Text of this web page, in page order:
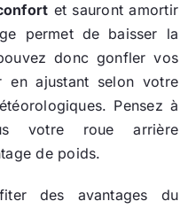
et sauront amortir
permet de baisser la
donc gonfler vos
ajustant selon votre
Pensez à
votre roue arrière
de poids.
des avantages du